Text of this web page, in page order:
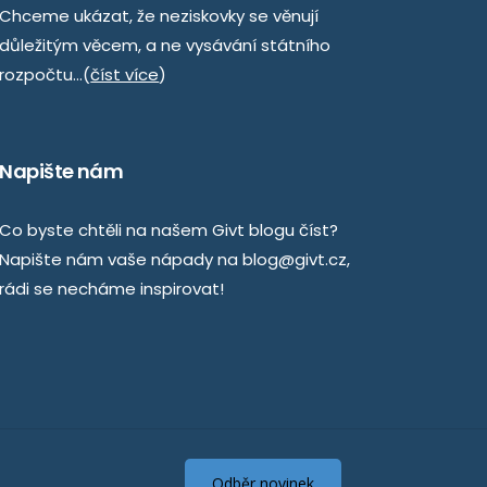
Chceme ukázat, že neziskovky se věnují
důležitým věcem, a ne vysávání státního
rozpočtu…(číst více)
Napište nám
Co byste chtěli na našem Givt blogu číst?
Napište nám vaše nápady nablog@givt.cz,
rádi se necháme inspirovat!